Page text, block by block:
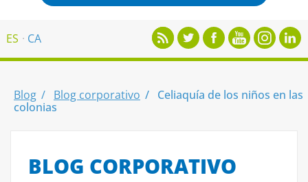
ES CA
Blog Blog corporativo
Celiaquía de los niños en las
colonias
BLOG CORPORATIVO